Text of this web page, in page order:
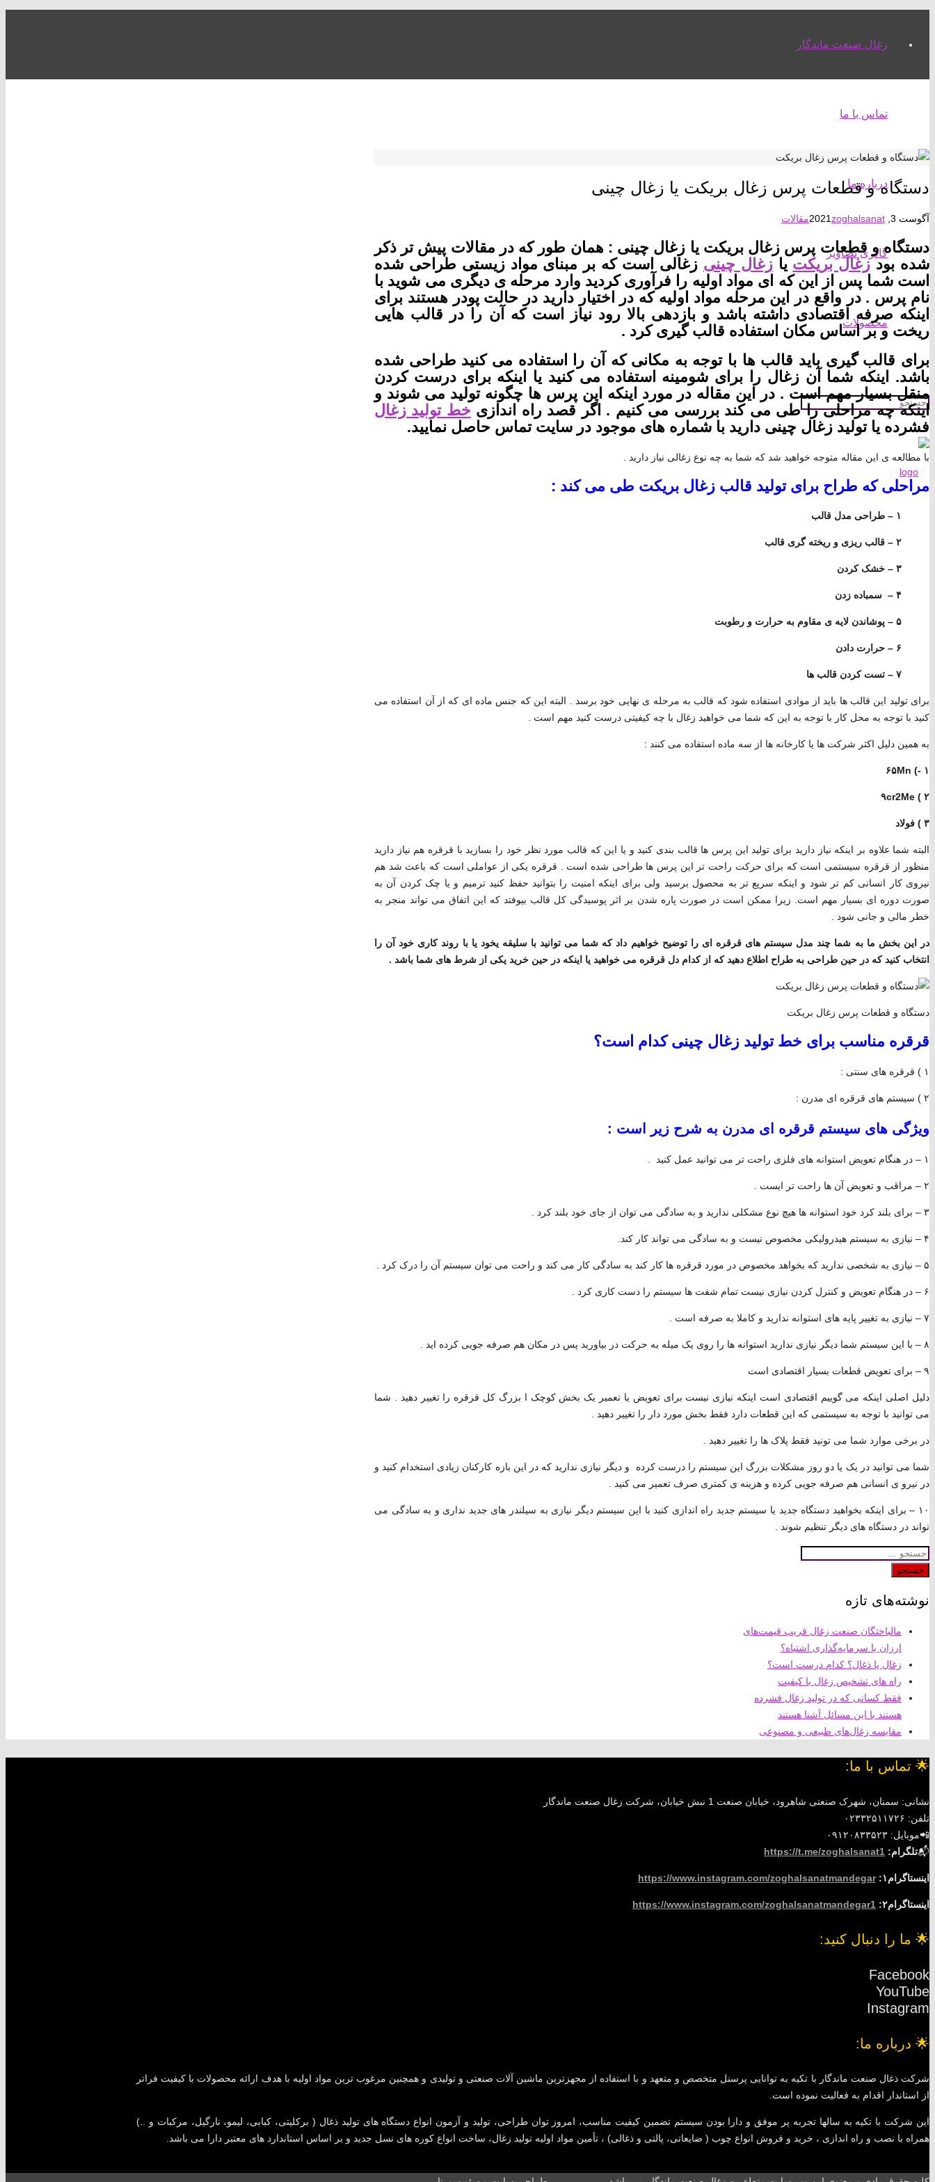
زغال صنعت ماندگار
تماس با ما
درباره ما
گالری تصاویر
محصولات
دستگاه و قطعات پرس زغال بریکت یا زغال چینی
آگوست 3, 2021 zoghalsanat مقالات
دستگاه و قطعات پرس زغال بریکت یا زغال چینی : همان طور که در مقالات پیش تر ذکر
شده بودزغال بریکت یازغال چینی زغالی است که بر مبنای مواد زیستی طراحی شده
است شما پس از این که ای مواد اولیه را فرآوری کردید وارد مرحله ی دیگری می شوید با
نام پرس . در واقع در این مرحله مواد اولیه که در اختیار دارید در حالت پودر هستند برای
اینکه صرفه اقتصادی داشته باشد و بازدهی بالا رود نیاز است که آن را در قالب هایی
ریخت و بر اساس مکان استفاده قالب گیری کرد .
برای قالب گیری باید قالب ها با توجه به مکانی که آن را استفاده می کنید طراحی شده
باشد. اینکه شما آن زغال را برای شومینه استفاده می کنید یا اینکه برای درست کردن
منقل بسیار مهم است . در این مقاله در مورد اینکه این پرس ها چگونه تولید می شوند و
اینکه چه مراحلی را طی می کند بررسی می کنیم . اگر قصد راه اندازی خط تولید زغال
فشرده یا تولید زغال چینی دارید با شماره های موجود در سایت تماس حاصل نمایید.
با مطالعه ی این مقاله متوجه خواهید شد که شما به چه نوع زغالی نیاز دارید .
مراحلی که طراح برای تولید قالب زغال بریکت طی می کند :
۱ – طراحی مدل قالب
۲ – قالب ریزی و ریخته گری قالب
۳ – خشک کردن
۴ – سمباده زدن
۵ – پوشاندن لایه ی مقاوم به حرارت و رطوبت
۶ – حرارت دادن
۷ – تست کردن قالب ها
برای تولید این قالب ها باید از موادی استفاده شود که قالب به مرحله ی نهایی خود برسد . البته این که جنس ماده ای که از آن استفاده می
کنید با توجه به محل کار با توجه به این که شما می خواهید زغال با چه کیفیتی درست کنید مهم است .
به همین دلیل اکثر شرکت ها یا کارخانه ها از سه ماده استفاده می کنند :
۱ -) ۶۵Mn
۲ ) ۹cr2Me
۳ ) فولاد
البته شما علاوه بر اینکه نیاز دارید برای تولید این پرس ها قالب بندی کنید و یا این که قالب مورد نظر خود را بسازید با قرقره هم نیاز دارید
منظور از قرقره سیستمی است که برای حرکت راحت تر این پرس ها طراحی شده است . قرقره یکی از عواملی است که باعث شد هم
نیروی کار انسانی کم تر شود و اینکه سریع تر به محصول برسید ولی برای اینکه امنیت را بتوانید حفظ کنید ترمیم و یا چک کردن آن به
صورت دوره ای بسیار مهم است. زیرا ممکن است در صورت پاره شدن بر اثر پوسیدگی کل قالب بیوفتد که این اتفاق می تواند منجر به
خطر مالی و جانی شود .
در این بخش ما به شما چند مدل سیستم های قرقره ای را توضیح خواهیم داد که شما می توانید با سلیقه یخود یا با روند کاری خود آن را
انتخاب کنید که در حین طراحی به طراح اطلاع دهید که از کدام دل قرقره می خواهید یا اینکه در حین خرید یکی از شرط های شما باشد .
دستگاه و قطعات پرس زغال بریکت
قرقره مناسب برای خط تولید زغال چینی کدام است؟
۱ ) قرقره های سنتی :
۲ ) سیستم های قرقره ای مدرن :
ویژگی های سیستم قرقره ای مدرن به شرح زیر است :
۱ – در هنگام تعویض استوانه های فلزی راحت تر می توانید عمل کنید .
۲ – مراقب و تعویض آن ها راحت تر ایست .
۳ – برای بلند کرد خود استوانه ها هیچ نوع مشکلی ندارید و به سادگی می توان از جای خود بلند کرد .
۴ – نیازی به سیستم هیدرولیکی مخصوص نیست و به سادگی می تواند کار کند.
۵ – نیازی به شخصی ندارید که بخواهد مخصوص در مورد قرقره ها کار کند به سادگی کار می کند و راحت می توان سیستم آن را درک کرد .
۶ – در هنگام تعویض و کنترل کردن نیازی نیست تمام شفت ها سیستم را دست کاری کرد .
۷ – نیازی به تغییر پایه های استوانه ندارید و کاملا به صرفه است .
۸ – با این سیستم شما دیگر نیازی ندارید استوانه ها را روی یک میله به حرکت در بیاورید پس در مکان هم صرفه جویی کرده اید .
۹ – برای تعویض قطعات بسیار اقتصادی است
دلیل اصلی اینکه می گوییم اقتصادی است اینکه نیازی نیست برای تعویض یا تعمیر یک بخش کوچک ا بزرگ کل قرقره را تغییر دهید . شما
می توانید با توجه به سیستمی که این قطعات دارد فقط بخش مورد دار را تغییر دهید .
در برخی موارد شما می تونید فقط پلاک ها را تغییر دهید .
شما می توانید در یک یا دو روز مشکلات بزرگ این سیستم را درست کرده و دیگر نیازی ندارید که در این بازه کارکنان زیادی استخدام کنید و
در نیرو ی انسانی هم صرفه جویی کرده و هزینه ی کمتری صرف تعمیر می کنید .
۱۰ – برای اینکه بخواهید دستگاه جدید یا سیستم جدید راه اندازی کنید با این سیستم دیگر نیازی به سیلندر های جدید نداری و به سادگی می
تواند در دستگاه های دیگر تنظیم شوند .
جستجو
نوشته‌های تازه
مالباختگان صنعت زغال فریب قیمت‌های
ارزان یا سرمایه‌گذاری اشتباه؟
زغال یا ذغال؟ کدام درست است؟
راه های تشخیص زغال با کیفیت
فقط کسانی که در تولید زغال فشرده
هستند با این مسائل آشنا هستند
مقایسه زغال‌های طبیعی و مصنوعی
🌟 تماس با ما:
نشانی: سمنان، شهرک صنعتی شاهرود، خیابان صنعت 1 نبش خیابان، شرکت زغال صنعت ماندگار
تلفن: ۰۲۳۳۲۵۱۱۷۲۶
📲موبایل: ۰۹۱۲۰۸۳۳۵۲۳
📬تلگرام: https://t.me/zoghalsanat1
اینستاگرام۱: https://www.instagram.com/zoghalsanatmandegar
اینستاگرام۲: https://www.instagram.com/zoghalsanatmandegar1
🌟 ما را دنبال کنید:
Facebook
YouTube
Instagram
🌟 درباره ما:
شرکت ذغال صنعت ماندگار با تکیه به توانایی پرسنل متخصص و متعهد و با استفاده از مجهزترین ماشین آلات صنعتی و تولیدی و همچنین مرغوب ترین مواد اولیه با هدف ارائه محصولات با کیفیت فراتر
از استاندار اقدام به فعالیت نموده است.
این شرکت با تکیه به سالها تجربه پر موفق و دارا بودن سیستم تضمین کیفیت مناسب، امروز توان طراحی، تولید و آزمون انواع دستگاه های تولید ذغال ( برکلیتی، کبابی، لیمو، نارگیل، مرکبات و ..)
همراه با نصب و راه اندازی ، خرید و فروش انواع چوب ( ضایعاتی، پالتی و ذغالی) ، تأمین مواد اولیه تولید زغال، ساخت انواع کوره های نسل جدید و بر اساس استاندارد های معتبر دارا می باشد.